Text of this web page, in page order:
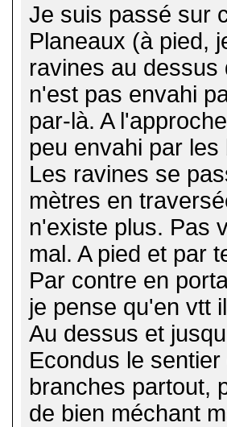
Je suis passé sur
Planeaux (à pied,
ravines au dessus
n'est pas envahi
par-là. A
peu envahi par les
Les ravines se
mètres en
n'existe plus. Pas
mal. A pied et par
Par contre en
je pense qu'en vtt
Au dessus et
Econdus le
branches partout,
de bien méchant